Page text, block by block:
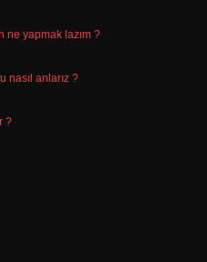
ne yapmak lazım ?
nasıl anlarız ?
?